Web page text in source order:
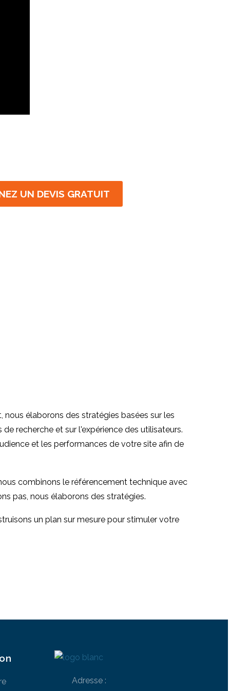
UN DEVIS GRATUIT
élaborons des stratégies basées sur les
recherche et sur l'expérience des utilisateurs.
et les performances de votre site afin de
combinons le référencement technique avec
pas, nous élaborons des stratégies.
un plan sur mesure pour stimuler votre
Adresse :